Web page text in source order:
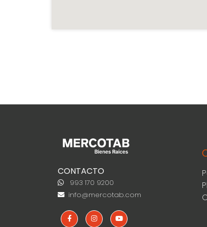
CONTACTO
993 170 9200
info@mercotab.com